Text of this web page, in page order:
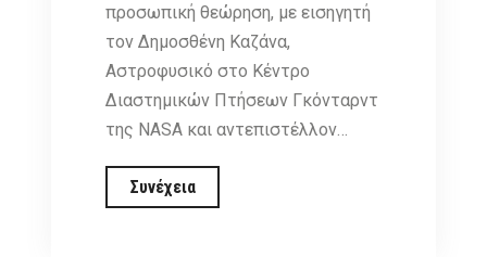
προσωπική θεώρηση, με εισηγητή
τον Δημοσθένη Καζάνα,
Αστροφυσικό στο Κέντρο
Διαστημικών Πτήσεων Γκόνταρντ
της NASA και αντεπιστέλλον…
ΣυνέχειαΟμιλία
Καζάνα